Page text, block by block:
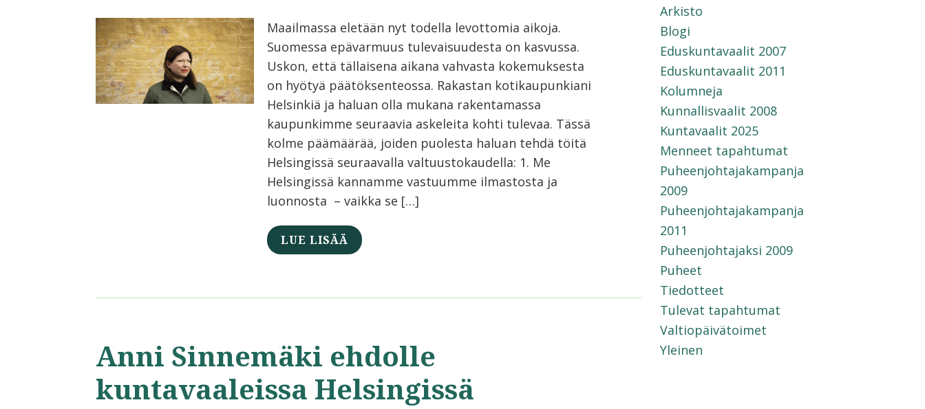
Maailmassa eletään nyt todella levottomia aikoja.
Suomessa epävarmuus tulevaisuudesta on kasvussa.
Uskon, että tällaisena aikana vahvasta kokemuksesta
on hyötyä päätöksenteossa. Rakastan kotikaupunkiani
Helsinkiä ja haluan olla mukana rakentamassa
kaupunkimme seuraavia askeleita kohti tulevaa. Tässä
kolme päämäärää, joiden puolesta haluan tehdä töitä
Helsingissä seuraavalla valtuustokaudella: 1. Me
Helsingissä kannamme vastuumme ilmastosta ja
luonnosta – vaikka se […]
LUE LISÄÄ
Anni Sinnemäki ehdolle
kuntavaaleissa Helsingissä
Arkisto
Blogi
Eduskuntavaalit 2007
Eduskuntavaalit 2011
Kolumneja
Kunnallisvaalit 2008
Kuntavaalit 2025
Menneet tapahtumat
Puheenjohtajakampanja
2009
Puheenjohtajakampanja
2011
Puheenjohtajaksi 2009
Puheet
Tiedotteet
Tulevat tapahtumat
Valtiopäivätoimet
Yleinen